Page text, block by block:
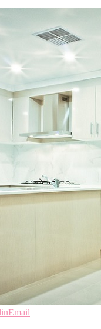
Email